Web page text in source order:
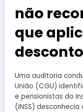
não
que
Uma auditoria
União (CGU)
e pensionistas do
(INSS)